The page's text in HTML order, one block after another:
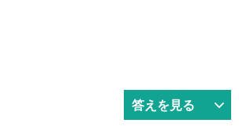
答えを見る